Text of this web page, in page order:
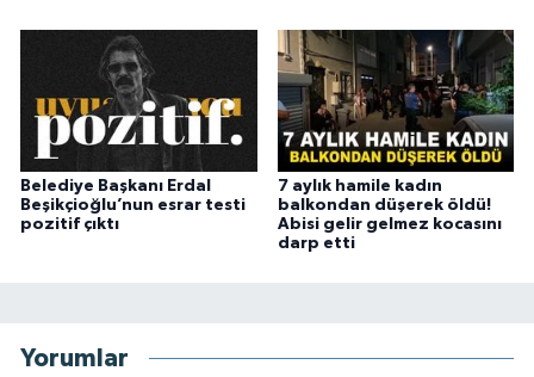
Belediye Başkanı Erdal
Beşikçioğlu’nun esrar testi
pozitif çıktı
7 aylık hamile kadın
balkondan düşerek öldü!
Abisi gelir gelmez kocasını
darp etti
Yorumlar